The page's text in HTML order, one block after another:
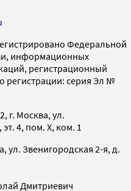
Федеральной
информационных
регистрационный
регистрации: серия Эл №
г. Москва, ул.
4, пом. X, ком. 1
ул. Звенигородская 2-я, д.
Дмитриевич